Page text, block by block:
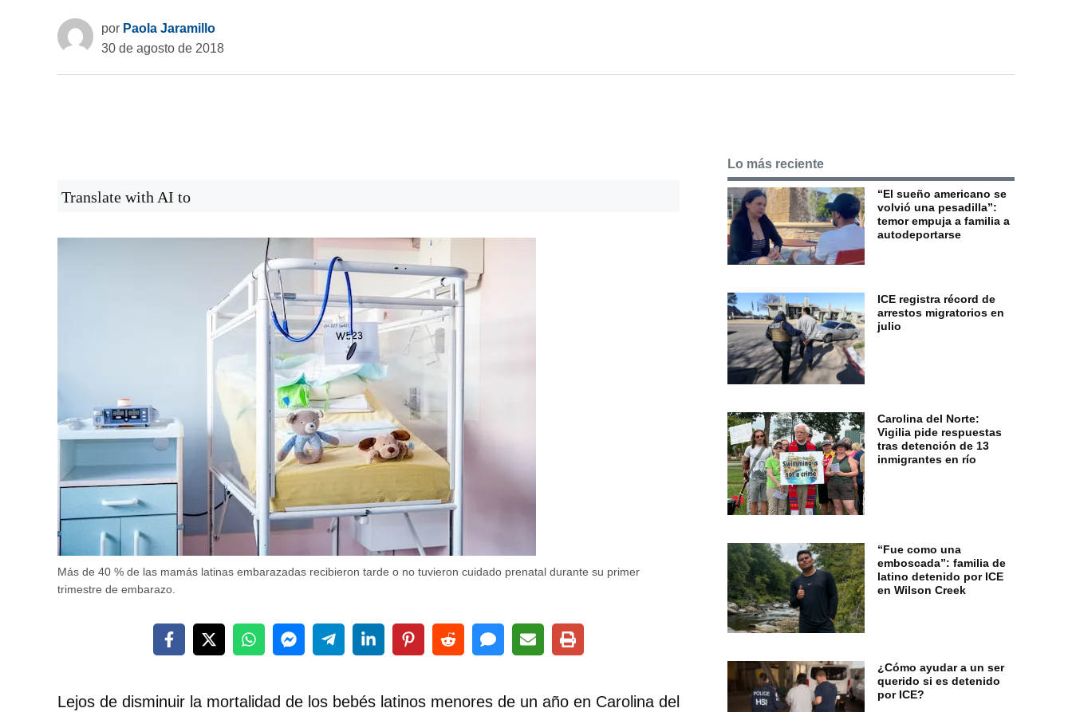
por Paola Jaramillo
30 de agosto de 2018
Translate with AI to
Más de 40 % de las mamás latinas embarazadas recibieron tarde o no tuvieron cuidado prenatal durante su primer
trimestre de embarazo.
Lejos de disminuir la mortalidad de los bebés latinos menores de un año en Carolina del
Lo más reciente
“El sueño americano se
volvió una pesadilla”:
temor empuja a familia a
autodeportarse
ICE registra récord de
arrestos migratorios en
julio
Carolina del Norte:
Vigilia pide respuestas
tras detención de 13
inmigrantes en río
“Fue como una
emboscada”: familia de
latino detenido por ICE
en Wilson Creek
¿Cómo ayudar a un ser
querido si es detenido
por ICE?